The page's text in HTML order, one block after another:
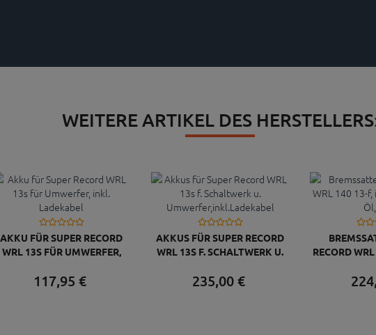
WEITERE ARTIKEL DES
AKKU FÜR SUPER RECORD
WRL 13S FÜR UMWERFER,
117,95 €
AKKUS FÜR SUPER RECORD
WRL 13S F. SCHALTWERK U.
235,00 €
RECORD